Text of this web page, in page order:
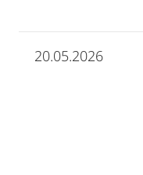
20.05.2026